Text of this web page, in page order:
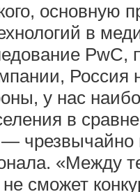
основную
в
PwC,
Россия
у нас
в
чрезвычайно
«Между
не сможет